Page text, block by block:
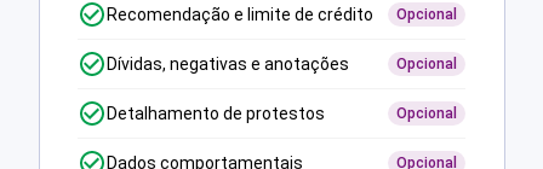
Recomendação e limite de crédito Opcional
Dívidas, negativas e anotações Opcional
Detalhamento de protestos Opcional
Dados comportamentais Opcional